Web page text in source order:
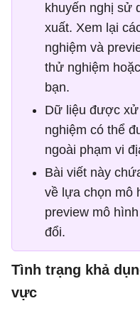
khuyến nghị sử
xuất. Xem lại
nghiệm và
thử nghiệm
bạn.
Dữ liệu được
nghiệm có thể
ngoài phạm vi
Bài viết này
về lựa chọn mô
preview mô
đổi.
Tình trạng khả
vực